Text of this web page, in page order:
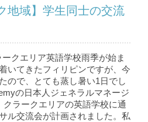
地域】学生同士の交流
クエリア英語学校雨季が始ま
いてきたフィリピンですが、今
ので、とても蒸し暑い1日でし
の日本人ジェネラルマネージ
クラークエリアの英語学校に通
ル交流会が計画されました。私